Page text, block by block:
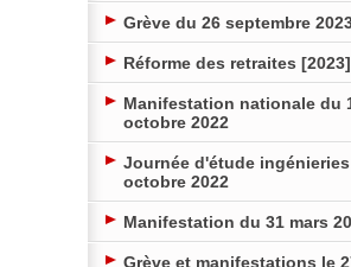
Grève du 26 septembre
Réforme des retraites [2023]
Manifestation nationale du
octobre 2022
Journée d'étude
octobre 2022
Manifestation du 31 mars
Grève et manifestations le